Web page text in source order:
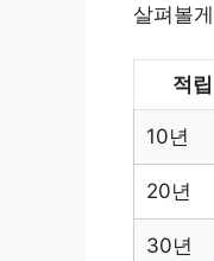
살펴볼
적
10년
20년
30년